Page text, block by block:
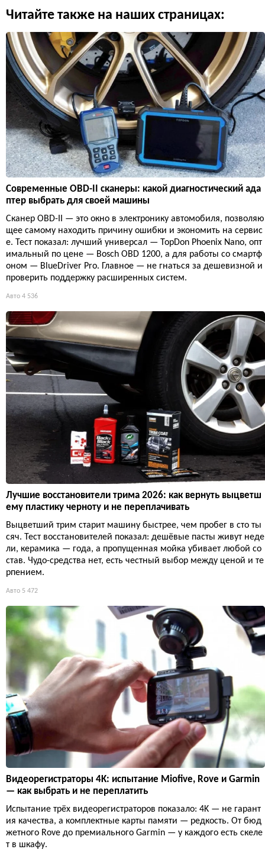
Читайте также на наших страницах:
Современные OBD-II сканеры: какой диагностический ада
птер выбрать для своей машины
Сканер OBD-II — это окно в электронику автомобиля, позволяю
щее самому находить причину ошибки и экономить на сервис
е. Тест показал: лучший универсал — TopDon Phoenix Nano, опт
имальный по цене — Bosch OBD 1200, а для работы со смартф
оном — BlueDriver Pro. Главное — не гнаться за дешевизной и
проверить поддержку расширенных систем.
Авто 4 536
Лучшие восстановители трима 2026: как вернуть выцветш
ему пластику черноту и не переплачивать
Выцветший трим старит машину быстрее, чем пробег в сто ты
сяч. Тест восстановителей показал: дешёвые пасты живут неде
ли, керамика — года, а пропущенная мойка убивает любой со
став. Чудо-средства нет, есть честный выбор между ценой и те
рпением.
Авто 5 472
Видеорегистраторы 4K: испытание Miofive, Rove и Garmin
— как выбрать и не переплатить
Испытание трёх видеорегистраторов показало: 4K — не гарант
ия качества, а комплектные карты памяти — редкость. От бюд
жетного Rove до премиального Garmin — у каждого есть скеле
т в шкафу.